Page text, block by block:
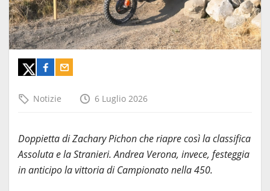
Notizie 6 Luglio 2026
Doppietta di Zachary Pichon che riapre così la classifica
Assoluta e la Stranieri. Andrea Verona, invece, festeggia
in anticipo la vittoria di Campionato nella 450.